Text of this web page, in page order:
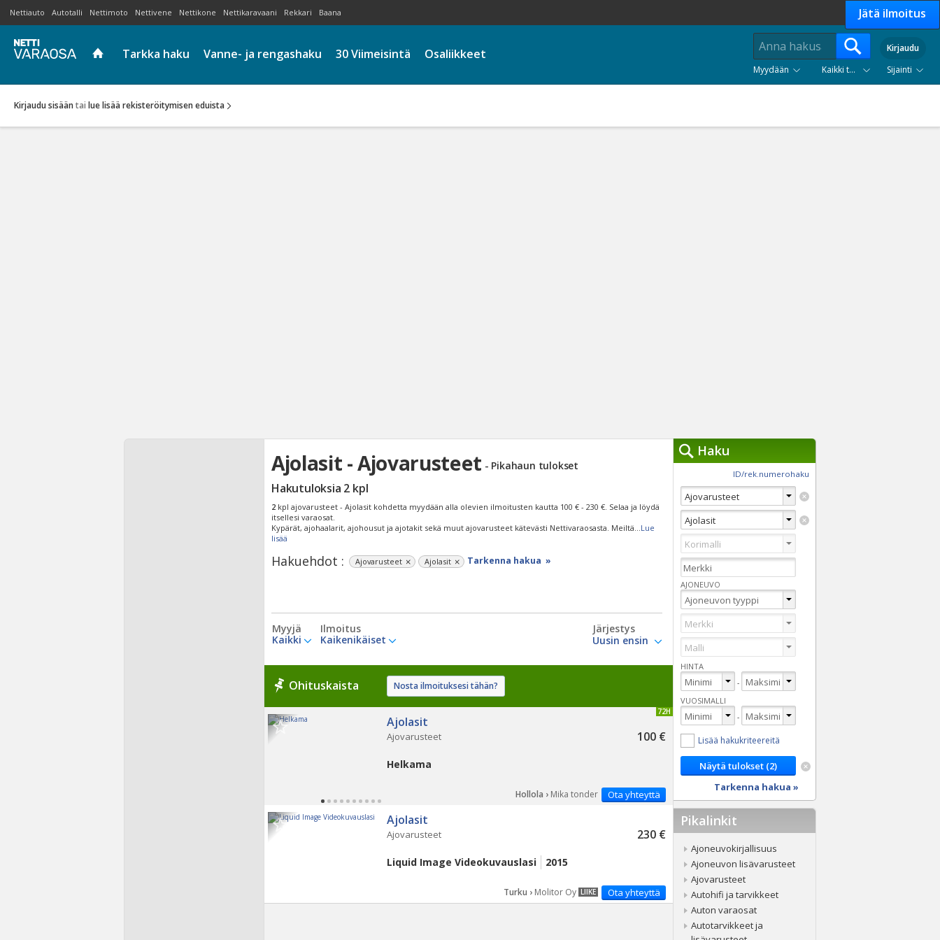
Nettiauto Autotalli Nettimoto Nettivene Nettikone Nettikaravaani Rekkari Baana Jätä ilmoitus
Tarkka haku Vanne- ja rengashaku 30 Viimeisintä Osaliikkeet
Kirjaudu
Myydään
Kaikki tuoteryhmät Sijainti
Kirjaudu sisään tai lue lisää rekisteröitymisen eduista
Ajolasit - Ajovarusteet - Pikahaun tulokset
Hakutuloksia 2 kpl
2 kpl ajovarusteet - Ajolasit kohdetta myydään alla olevien ilmoitusten kautta 100 € - 230 €. Selaa ja löydä
itsellesi varaosat.
Kypärät, ajohaalarit, ajohousut ja ajotakit sekä muut ajovarusteet kätevästi Nettivaraosasta. Meiltä...Lue
lisää
Hakuehdot : Ajovarusteet Ajolasit Tarkenna hakua »
Myyjä
Kaikki
Ilmoitus
Kaikenikäiset
Järjestys
Ohituskaista Nosta ilmoituksesi tähän?
PÄIVITETTY 72H
Ajolasit
100 €
Ajovarusteet
Helkama
Ota yhteyttä
Hollola › Mika tonder
Ajolasit
230 €
Ajovarusteet
Liquid Image Videokuvauslasi 2015
Ota yhteyttä
LIIKE
Turku › Molitor Oy
Haku
ID/rek.numerohaku
AJONEUVO
HINTA
-
VUOSIMALLI
-
Lisää hakukriteereitä
Tarkenna hakua »
Pikalinkit
Ajoneuvokirjallisuus
Ajoneuvon lisävarusteet
Ajovarusteet
Autohifi ja tarvikkeet
Auton varaosat
Autotarvikkeet ja